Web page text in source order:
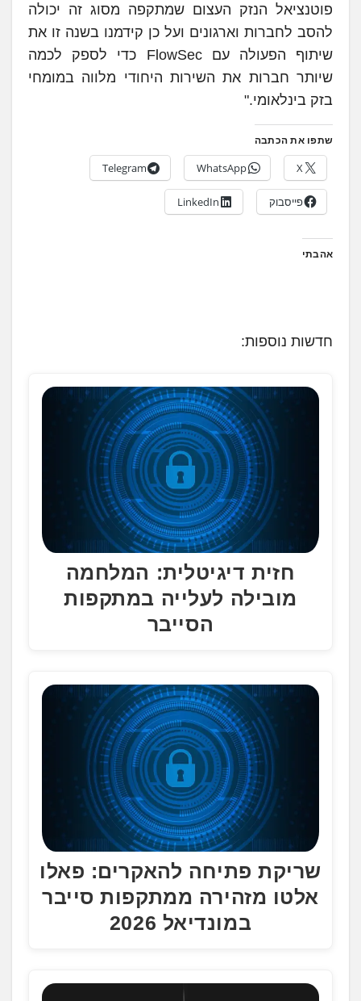
פוטנציאל הנזק העצום שמתקפה מסוג זה יכולה
להסב לחברות וארגונים ועל כן קידמנו בשנה זו את
שיתוף הפעולה עם FlowSec כדי לספק לכמה
שיותר חברות את השירות היחודי מלווה במומחי
בזק בינלאומי."
שתפו את הכתבה
X
WhatsApp
Telegram
פייסבוק LinkedIn
אהבתי
חדשות נוספות:
חזית דיגיטלית: המלחמה
מובילה לעלייה במתקפות
הסייבר
שריקת פתיחה להאקרים: פאלו
אלטו מזהירה ממתקפות סייבר
במונדיאל 2026